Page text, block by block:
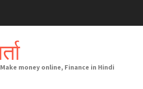
money online, Finance in Hindi